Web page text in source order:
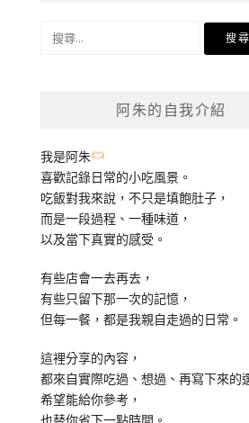
阿朱的自我介紹
我是阿朱
喜歡記錄日常的小吃風景。
吃飯對我來說，不只是填飽肚子，
而是一段過程、一種味道，
以及當下真實的感受。
有些店會一去再去，
有些只留下那一次的記憶，
但每一餐，都是我親自走過的日常。
這裡分享的內容，
都來自實際吃過、想過、再寫下來的
希望能給你參考，